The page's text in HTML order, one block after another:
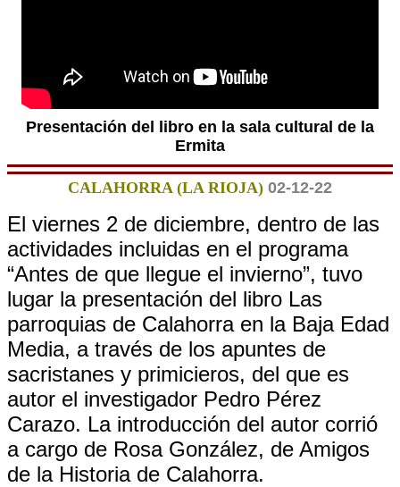
Presentación del libro en la sala cultural de la
Ermita
CALAHORRA (LA RIOJA) 02-12-22
El viernes 2 de diciembre, dentro de las
actividades incluidas en el programa
“Antes de que llegue el invierno”, tuvo
lugar la presentación del libro Las
parroquias de Calahorra en la Baja Edad
Media, a través de los apuntes de
sacristanes y primicieros, del que es
autor el investigador Pedro Pérez
Carazo. La introducción del autor corrió
a cargo de Rosa González, de Amigos
de la Historia de Calahorra.